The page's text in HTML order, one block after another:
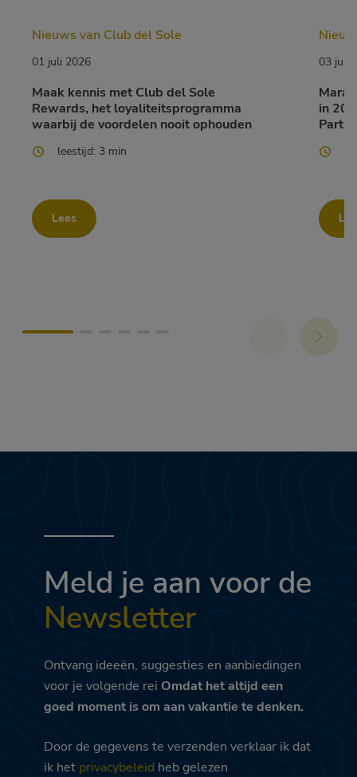
Nieuws van Club del Sole
01 juli 2026
Maak kennis met Club del Sole
Rewards, het loyaliteitsprogramma
waarbij de voordelen nooit ophouden
leestijd: 3 min
Lees
03 juni
in
Meld je aan voor de
Newsletter
Ontvang ideeën, suggesties en aanbiedingen
voor je volgende rei Omdat het altijd een
goed moment is om aan vakantie te denken.
Door de gegevens te verzenden verklaar ik dat
ik het privacybeleid heb gelezen